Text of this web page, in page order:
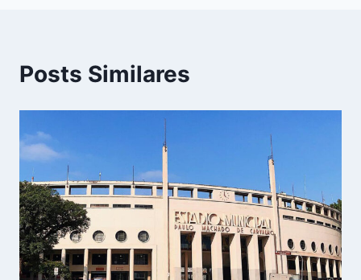
Posts Similares